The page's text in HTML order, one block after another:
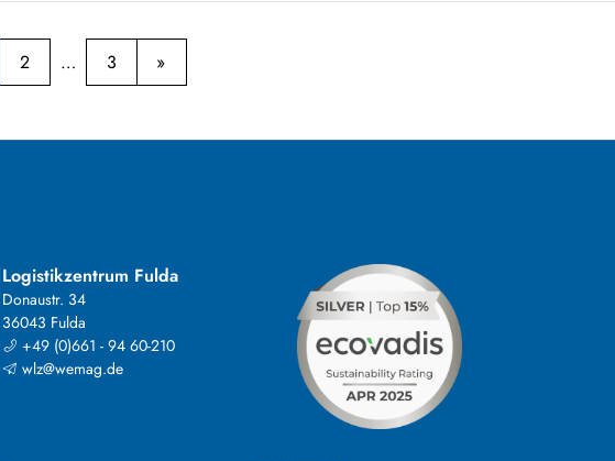
2 3
Logistikzentrum Fulda
Donaustr. 34
36043 Fulda
+49 (0)661 - 94 60-210
wlz@wemag.de